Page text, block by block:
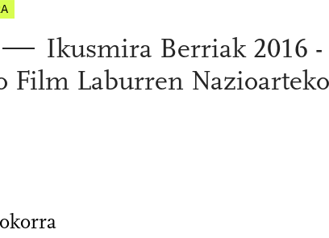
Ikusmira Berriak 2016
Film Laburren